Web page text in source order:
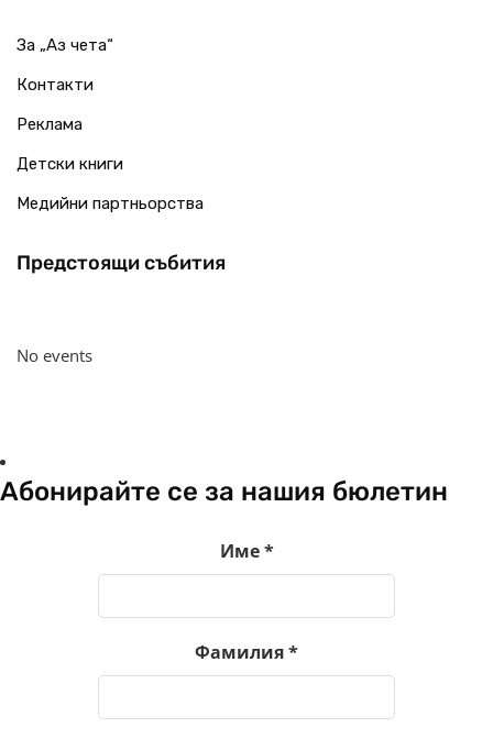
За „Аз чета“
Контакти
Реклама
Детски книги
Медийни партньорства
Предстоящи събития
No events
Абонирайте се за нашия бюлетин
Име*
Фамилия*